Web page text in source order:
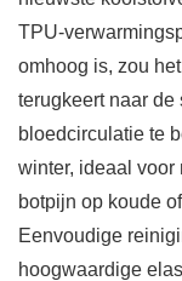
TPU-
omhoog is, zou
terugkeert naar
bloedcirculatie te
winter, ideaal voor
botpijn op koude
Eenvoudige
hoogwaardige